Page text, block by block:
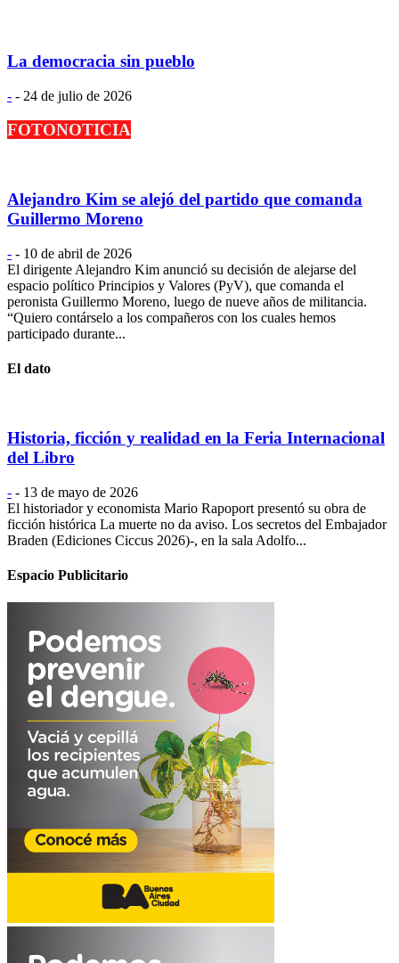
La democracia sin pueblo
- - 24 de julio de 2026
FOTONOTICIA
Alejandro Kim se alejó del partido que comanda
Guillermo Moreno
- - 10 de abril de 2026
El dirigente Alejandro Kim anunció su decisión de alejarse del
espacio político Principios y Valores (PyV), que comanda el
peronista Guillermo Moreno, luego de nueve años de militancia.
“Quiero contárselo a los compañeros con los cuales hemos
participado durante...
El dato
Historia, ficción y realidad en la Feria Internacional
del Libro
- - 13 de mayo de 2026
El historiador y economista Mario Rapoport presentó su obra de
ficción histórica La muerte no da aviso. Los secretos del Embajador
Braden (Ediciones Ciccus 2026)-, en la sala Adolfo...
Espacio Publicitario